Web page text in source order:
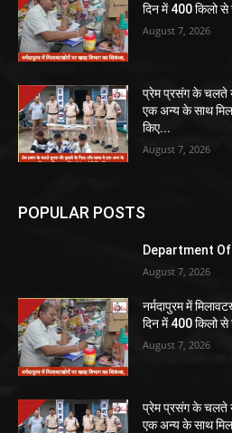
दिन में 400 किलो से
August 7, 2026
प्रेम प्रसंग के चलते
एक अन्य के साथ
किए...
August 7, 2026
POPULAR POSTS
Department
August 7, 2026
नर्मदापुरम में
दिन में 400 किलो से
August 7, 2026
प्रेम प्रसंग के चलते
एक अन्य के साथ